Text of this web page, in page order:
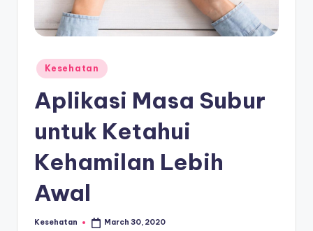
si
Posted
in
Kesehatan
Aplikasi Masa Subur
untuk Ketahui
Kehamilan Lebih
Awal
Posted
Kesehatan March 30, 2020